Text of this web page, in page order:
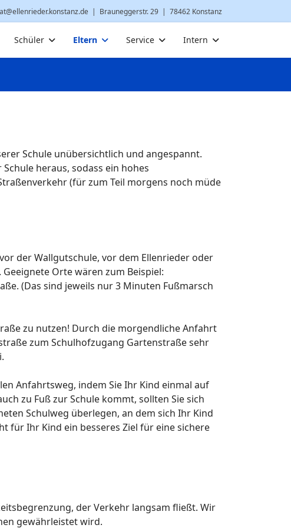
| Brauneggerstr. 29 | 78462 Konstanz
Schüler Eltern Service Intern
Schule unübersichtlich und angespannt.
heraus, sodass ein hohes
(für zum Teil morgens noch müde
der Wallgutschule, vor dem Ellenrieder oder
Orte wären zum Beispiel:
(Das sind jeweils nur 3 Minuten Fußmarsch
zu nutzen! Durch die morgendliche Anfahrt
zum Schulhofzugang Gartenstraße sehr
Anfahrtsweg, indem Sie Ihr Kind einmal auf
zu Fuß zur Schule kommt, sollten Sie sich
Schulweg überlegen, an dem sich Ihr Kind
für Ihr Kind ein besseres Ziel für eine sichere
der Verkehr langsam fließt. Wir
gewährleistet wird.